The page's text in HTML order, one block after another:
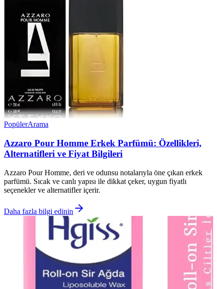
PopülerArama
Azzaro Pour Homme Erkek Parfümü: Özellikleri,
Alternatifleri ve Fiyat Bilgileri
Azzaro Pour Homme, deri ve odunsu notalarıyla öne çıkan erkek
parfümü. Sıcak ve canlı yapısı ile dikkat çeker, uygun fiyatlı
seçenekler ve alternatifler içerir.
Daha fazla bilgi edinin